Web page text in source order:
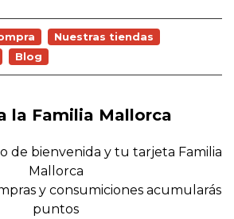
Nuestras tiendas
Blog
la Familia Mallorca
de bienvenida y tu tarjeta Familia
Mallorca
y consumiciones acumularás
puntos